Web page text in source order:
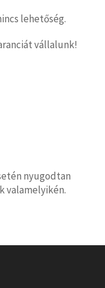
lehetőség.
vállalunk!
nyugodtan
valamelyikén.